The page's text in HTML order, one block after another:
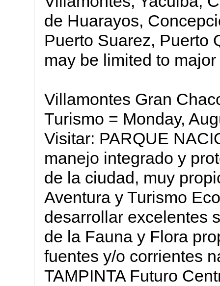
de Huarayos,
Puerto Suarez, Puerto
may be limited to
Villamontes Gran
Turismo = Monday,
Visitar: PARQUE
manejo integrado y
de la ciudad, muy
Aventura y Turismo
desarrollar excelentes
de la Fauna y Flora
fuentes y/o corrientes
TAMPINTA Futuro